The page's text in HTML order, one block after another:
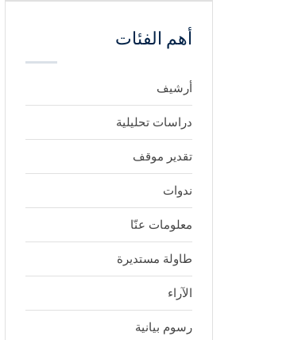
أهم الفئات
أرشيف
دراسات تحليلية
تقدير موقف
ندوات
معلومات عنّا
طاولة مستديرة
الآراء
رسوم بيانية